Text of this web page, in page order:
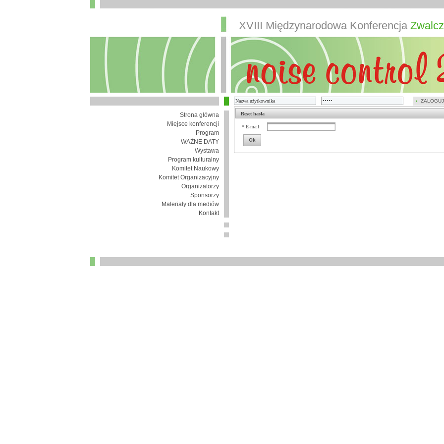
ZALOGUJ
XVIII Międzynarodowa Konferencja
Strona główna
Miejsce konferencji
Program
WAŻNE DATY
Wystawa
Program kulturalny
Komitet Naukowy
Komitet Organizacyjny
Organizatorzy
Sponsorzy
Materiały dla mediów
Kontakt
Reset hasła
* E-mail:
Ok